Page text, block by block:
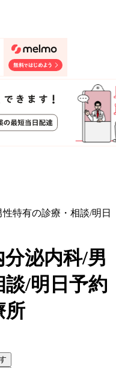
特有の診療・相談/明日
泌内科/男
/明日予約
所